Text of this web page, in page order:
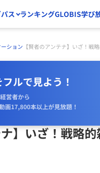
ス ランキングGLOBIS学び
ション 【賢者のアンテナ】いざ！戦
ルで見よう！
営者から
画17,800本以上が見放題！
】いざ！戦略